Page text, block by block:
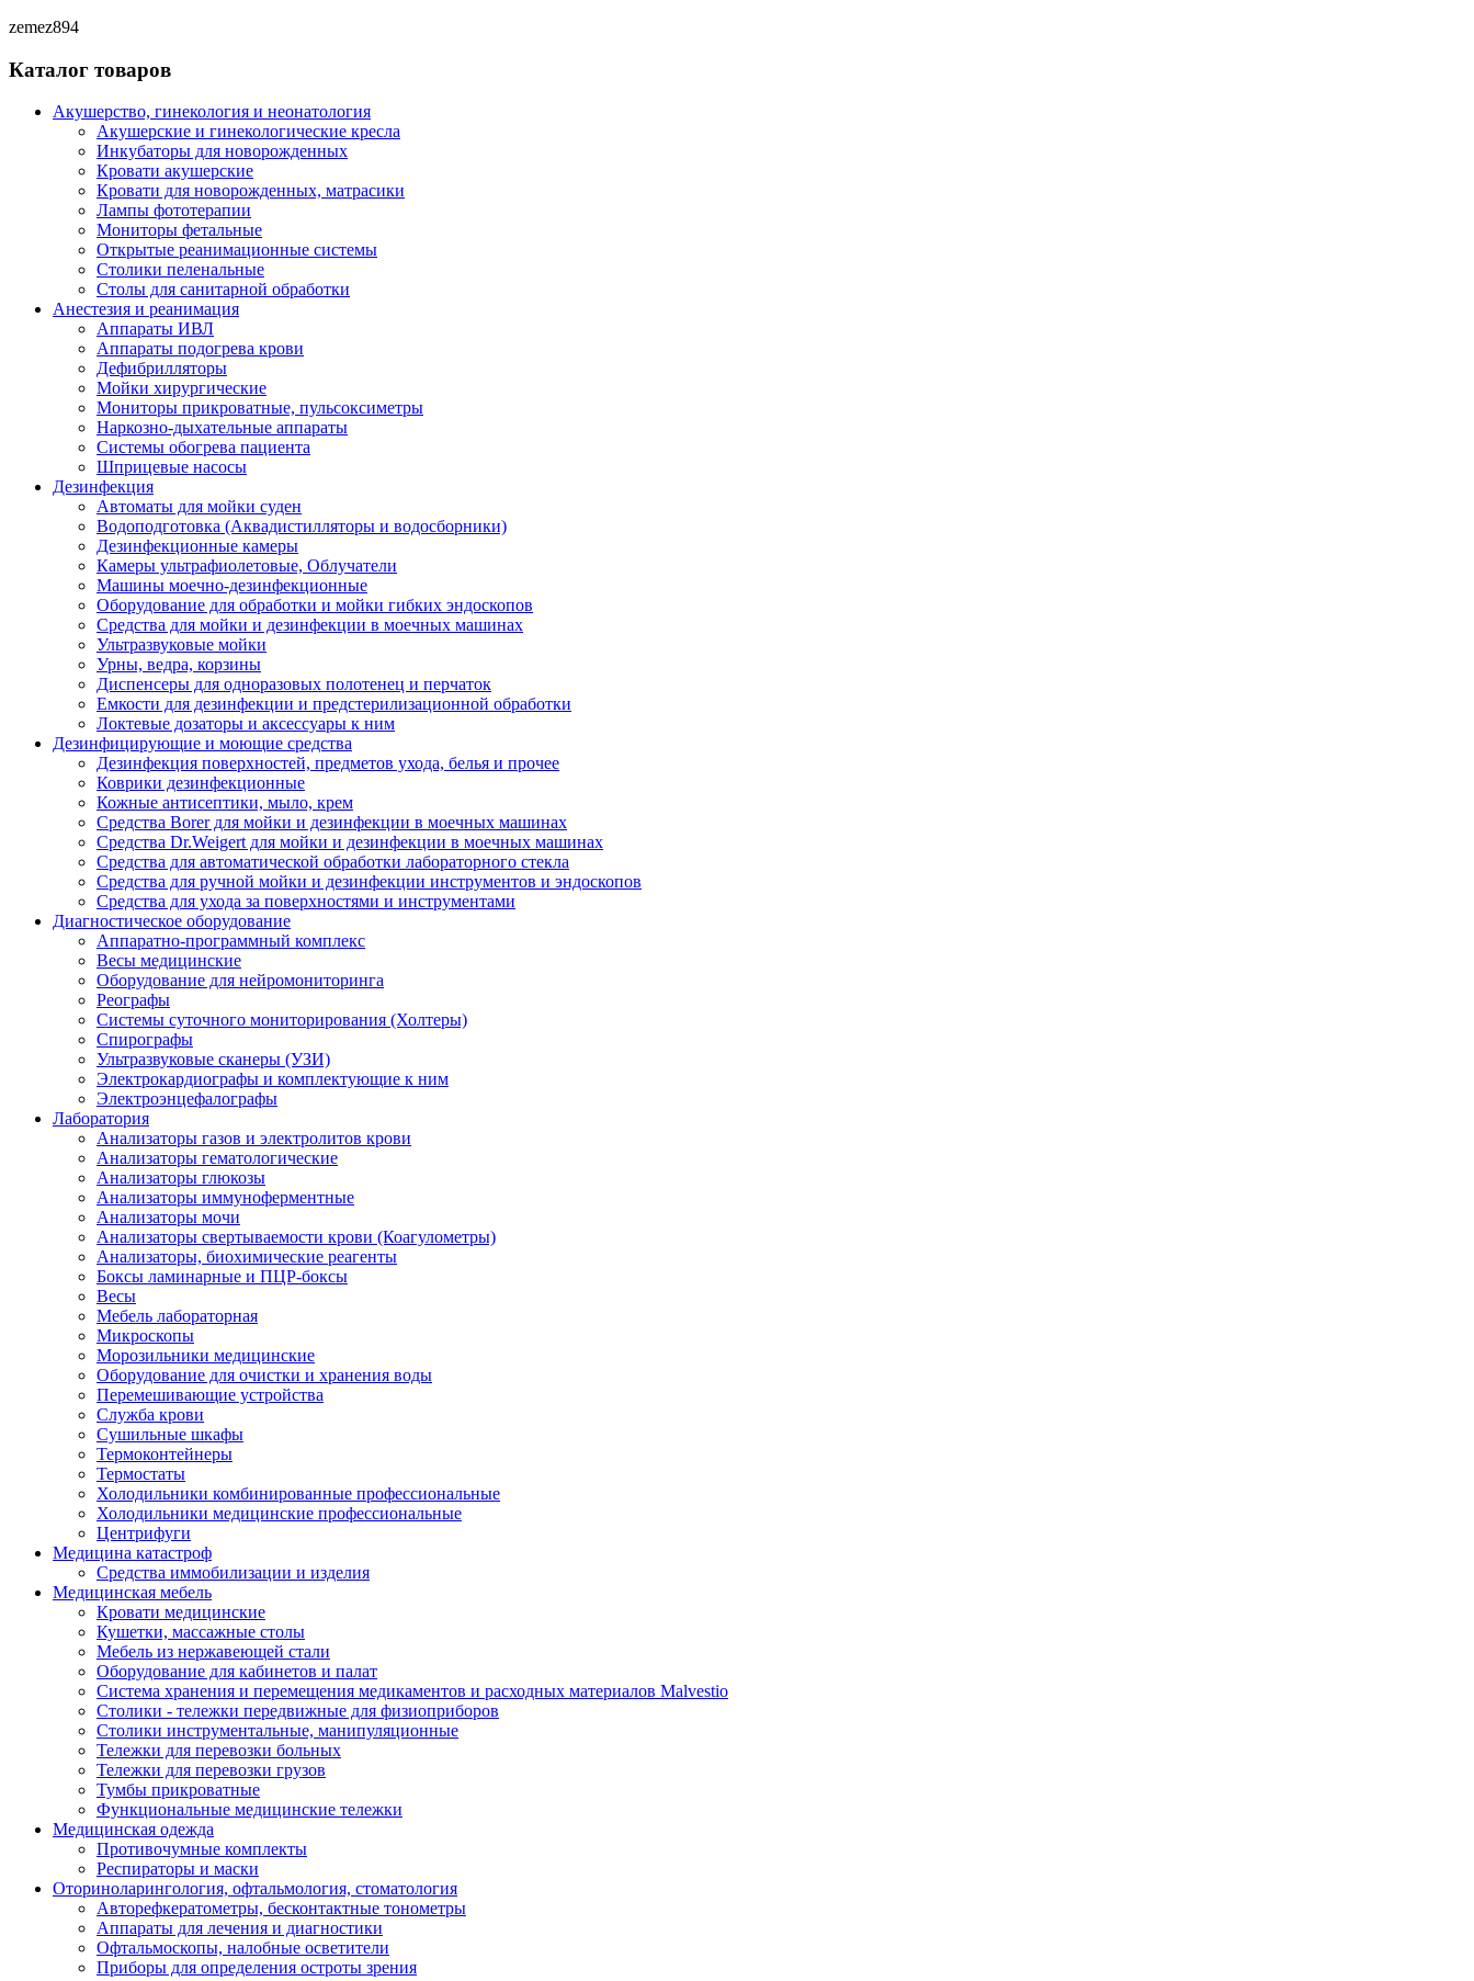
zemez894
Каталог товаров
Акушерство, гинекология и неонатология
Акушерские и гинекологические креслa
Инкубаторы для новорожденных
Кровати акушерские
Кровати для новорожденных, матрасики
Лампы фототерапии
Мониторы фетальные
Открытые реанимационные системы
Столики пеленальные
Столы для санитарной обработки
Анестезия и реанимация
Аппараты ИВЛ
Аппараты подогрева крови
Дефибрилляторы
Мойки хирургические
Мониторы прикроватные, пульсоксиметры
Наркозно-дыхательные аппараты
Системы обогрева пациента
Шприцевые насосы
Дезинфекция
Автоматы для мойки суден
Водоподготовка (Аквадистилляторы и водосборники)
Дезинфекционные камеры
Камеры ультрафиолетовые, Облучатели
Машины моечно-дезинфекционные
Оборудование для обработки и мойки гибких эндоскопов
Средства для мойки и дезинфекции в моечных машинах
Ультразвуковые мойки
Урны, ведра, корзины
Диспенсеры для одноразовых полотенец и перчаток
Емкости для дезинфекции и предстерилизационной обработки
Локтевые дозаторы и аксессуары к ним
Дезинфицирующие и моющие средства
Дезинфекция поверхностей, предметов ухода, белья и прочее
Коврики дезинфекционные
Кожные антисептики, мыло, крем
Средства Borer для мойки и дезинфекции в моечных машинах
Средства Dr.Weigert для мойки и дезинфекции в моечных машинах
Средства для автоматической обработки лабораторного стекла
Средства для ручной мойки и дезинфекции инструментов и эндоскопов
Средства для ухода за поверхностями и инструментами
Диагностическое оборудование
Аппаратно-программный комплекс
Весы медицинские
Оборудование для нейромониторинга
Реографы
Системы суточного мониторирования (Холтеры)
Спирографы
Ультразвуковые сканеры (УЗИ)
Электрокардиографы и комплектующие к ним
Электроэнцефалографы
Лаборатория
Анализаторы газов и электролитов крови
Анализаторы гематологические
Анализаторы глюкозы
Анализаторы иммуноферментные
Анализаторы мочи
Анализаторы свертываемости крови (Коагулометры)
Анализаторы, биохимические реагенты
Боксы ламинарные и ПЦР-боксы
Весы
Мебель лабораторная
Микроскопы
Морозильники медицинские
Оборудование для очистки и хранения воды
Перемешивающие устройства
Служба крови
Сушильные шкафы
Термоконтейнеры
Термостаты
Холодильники комбинированные профессиональные
Холодильники медицинские профессиональные
Центрифуги
Медицина катастроф
Средства иммобилизации и изделия
Медицинская мебель
Кровати медицинские
Кушетки, массажные столы
Мебель из нержавеющей стали
Оборудование для кабинетов и палат
Система хранения и перемещения медикаментов и расходных материалов Malvestio
Столики - тележки передвижные для физиоприборов
Столики инструментальные, манипуляционные
Тележки для перевозки больных
Тележки для перевозки грузов
Тумбы прикроватные
Функциональные медицинские тележки
Медицинская одежда
Противочумные комплекты
Респираторы и маски
Оториноларингология, офтальмология, стоматология
Авторефкератометры, бесконтактные тонометры
Аппараты для лечения и диагностики
Офтальмоскопы, налобные осветители
Приборы для определения остроты зрения